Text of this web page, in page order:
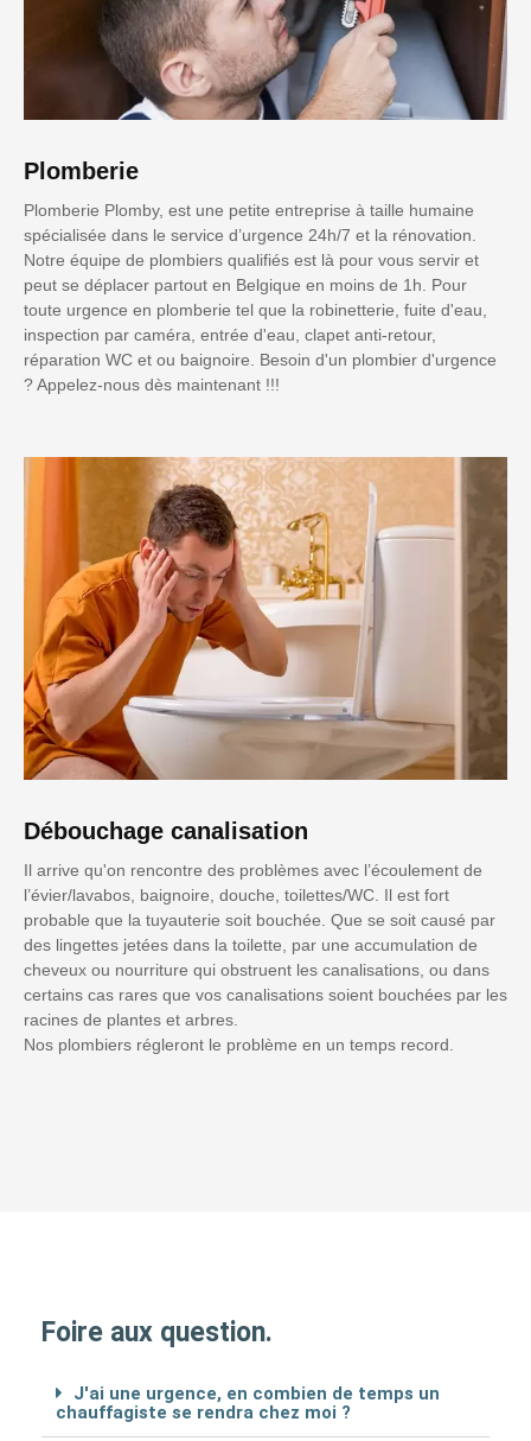
Plomberie
Plomberie Plomby, est une petite entreprise à taille humaine
spécialisée dans le service d’urgence 24h/7 et la rénovation.
Notre équipe de plombiers qualifiés est là pour vous servir et
peut se déplacer partout en Belgique en moins de 1h. Pour
toute urgence en plomberie tel que la robinetterie, fuite d'eau,
inspection par caméra, entrée d'eau, clapet anti-retour,
réparation WC et ou baignoire. Besoin d'un plombier d'urgence
? Appelez-nous dès maintenant !!!
Débouchage canalisation
Il arrive qu'on rencontre des problèmes avec l’écoulement de
l’évier/lavabos, baignoire, douche, toilettes/WC. Il est fort
probable que la tuyauterie soit bouchée. Que se soit causé par
des lingettes jetées dans la toilette, par une accumulation de
cheveux ou nourriture qui obstruent les canalisations, ou dans
certains cas rares que vos canalisations soient bouchées par les
racines de plantes et arbres.
Nos plombiers régleront le problème en un temps record.
Foire aux question.
J'ai une urgence, en combien de temps un
chauffagiste se rendra chez moi ?